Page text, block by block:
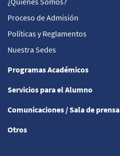
Proceso de Admisión
Políticas y Reglamentos
Nuestra Sedes
Programas Académicos
Servicios para el Alumno
Comunicaciones / Sala de prensa
Otros